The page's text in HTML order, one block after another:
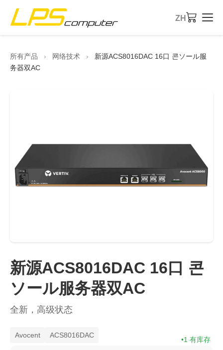
ZH
eBay商店
所有产品 › 网络技术 ›
新源ACS8016DAC 16口 콘ソール服
务器双AC
新源ACS8016DAC 16口 콘
ソール服务器双AC
全新，高级状态
Avocent ACS8016DAC
1 有库存